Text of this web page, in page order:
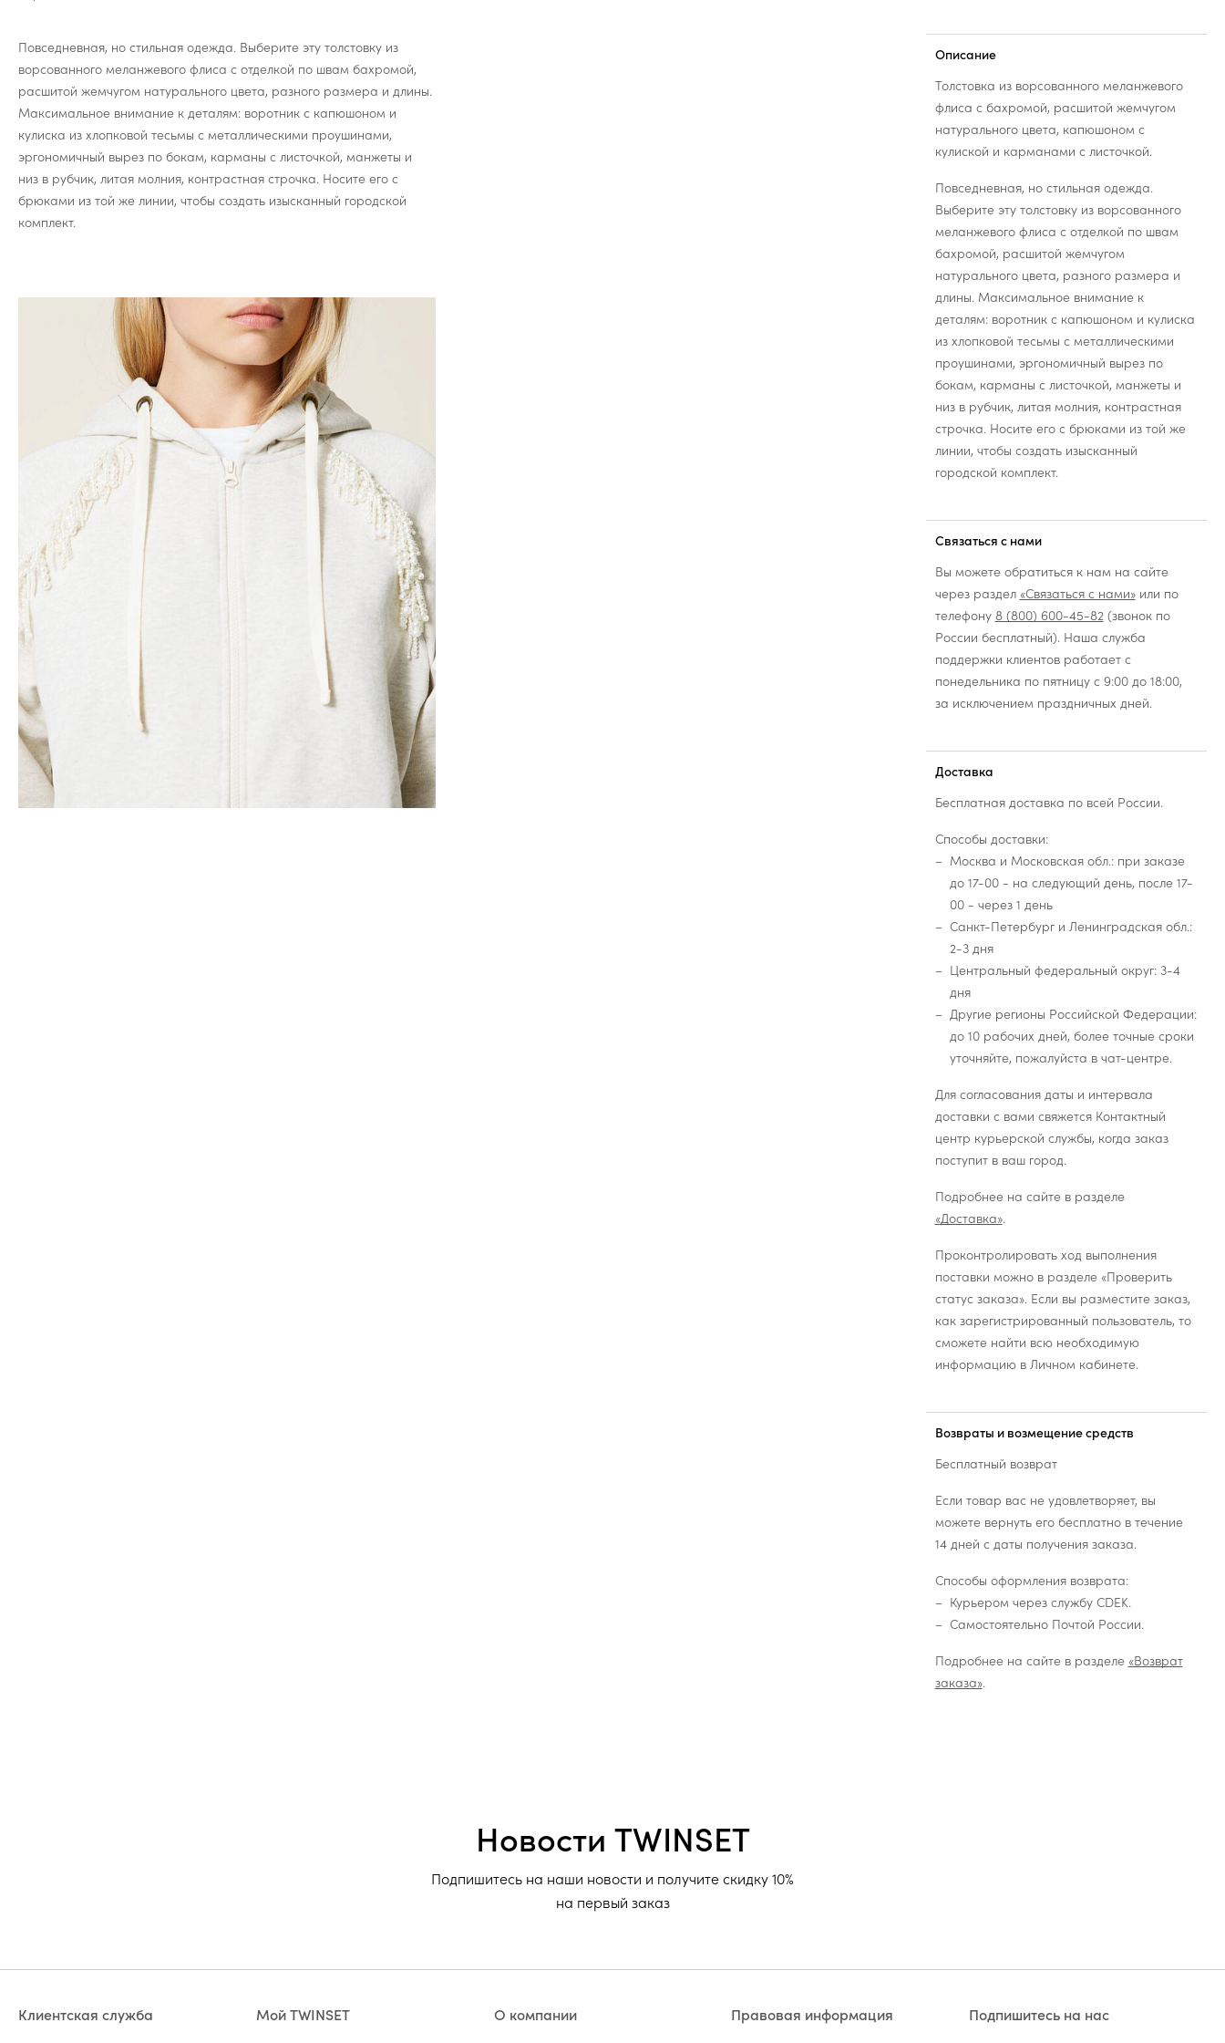
Повседневная, но стильная одежда. Выберите эту толстовку из
ворсованного меланжевого флиса с отделкой по швам бахромой,
расшитой жемчугом натурального цвета, разного размера и длины.
Максимальное внимание к деталям: воротник с капюшоном и
кулиска из хлопковой тесьмы с металлическими проушинами,
эргономичный вырез по бокам, карманы с листочкой, манжеты и
низ в рубчик, литая молния, контрастная строчка. Носите его с
брюками из той же линии, чтобы создать изысканный городской
комплект.
Описание
Толстовка из ворсованного меланжевого
флиса с бахромой, расшитой жемчугом
натурального цвета, капюшоном с
кулиской и карманами с листочкой.
Повседневная, но стильная одежда.
Выберите эту толстовку из ворсованного
меланжевого флиса с отделкой по швам
бахромой, расшитой жемчугом
натурального цвета, разного размера и
длины. Максимальное внимание к
деталям: воротник с капюшоном и кулиска
из хлопковой тесьмы с металлическими
проушинами, эргономичный вырез по
бокам, карманы с листочкой, манжеты и
низ в рубчик, литая молния, контрастная
строчка. Носите его с брюками из той же
линии, чтобы создать изысканный
городской комплект.
Связаться с нами
Вы можете обратиться к нам на сайте
через раздел «Связаться с нами»или по
телефону 8 (800) 600-45-82(звонок по
России бесплатный). Наша служба
поддержки клиентов работает с
понедельника по пятницу с 9:00 до 18:00,
за исключением праздничных дней.
Доставка
Бесплатная доставка по всей России.
Способы доставки:
Москва и Московская обл.: при заказе
до 17-00 - на следующий день, после 17-
00 - через 1 день
Санкт-Петербург и Ленинградская обл.:
2-3 дня
Центральный федеральный округ: 3-4
дня
Другие регионы Российской Федерации:
до 10 рабочих дней, более точные сроки
уточняйте, пожалуйста в чат-центре.
Для согласования даты и интервала
доставки с вами свяжется Контактный
центр курьерской службы, когда заказ
поступит в ваш город.
Подробнее на сайте в разделе
«Доставка».
Проконтролировать ход выполнения
поставки можно в разделе «Проверить
статус заказа». Если вы разместите заказ,
как зарегистрированный пользователь, то
сможете найти всю необходимую
информацию в Личном кабинете.
Возвраты и возмещение средств
Бесплатный возврат
Если товар вас не удовлетворяет, вы
можете вернуть его бесплатно в течение
14 дней с даты получения заказа.
Способы оформления возврата:
Курьером через службу CDEK.
Самостоятельно Почтой России.
Подробнее на сайте в разделе «Возврат
заказа».
Новости TWINSET
Подпишитесь на наши новости и получите скидку 10%
на первый заказ
Клиентская служба Мой TWINSET О компании Правовая информация Подпишитесь на нас